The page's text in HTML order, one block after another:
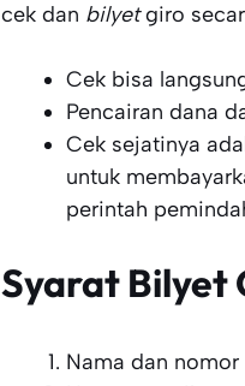
cek dan bilyetgiro
Cek bisa
Pencairan dana
Cek sejatinya
untuk
perintah
Syarat Bilyet
Nama dan nomor